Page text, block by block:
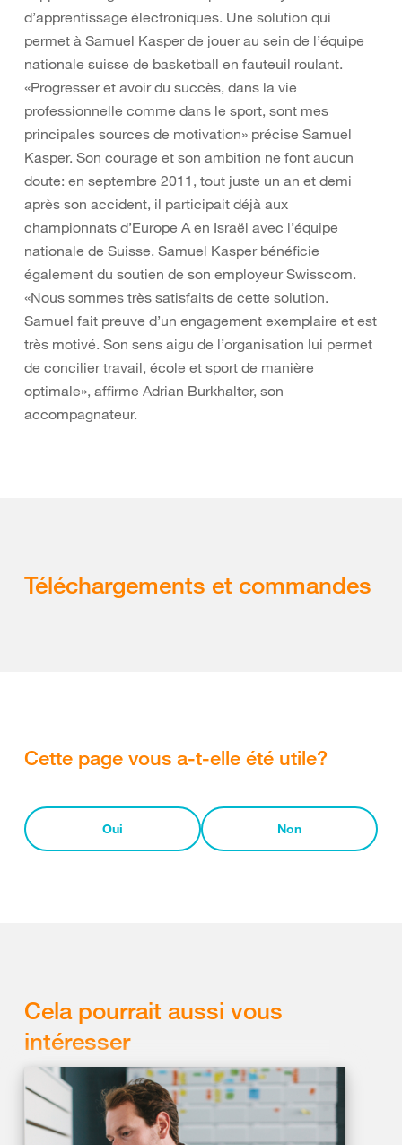
d’apprentissage électroniques. Une solution qui
permet à Samuel Kasper de jouer au sein de l’équipe
nationale suisse de basketball en fauteuil roulant.
«Progresser et avoir du succès, dans la vie
professionnelle comme dans le sport, sont mes
principales sources de motivation» précise Samuel
Kasper. Son courage et son ambition ne font aucun
doute: en septembre 2011, tout juste un an et demi
après son accident, il participait déjà aux
championnats d’Europe A en Israël avec l’équipe
nationale de Suisse. Samuel Kasper bénéficie
également du soutien de son employeur Swisscom.
«Nous sommes très satisfaits de cette solution.
Samuel fait preuve d’un engagement exemplaire et est
très motivé. Son sens aigu de l’organisation lui permet
de concilier travail, école et sport de manière
optimale», affirme Adrian Burkhalter, son
accompagnateur.
Téléchargements et commandes
Cette page vous a-t-elle été utile?
Oui Non
Cela pourrait aussi vous
intéresser